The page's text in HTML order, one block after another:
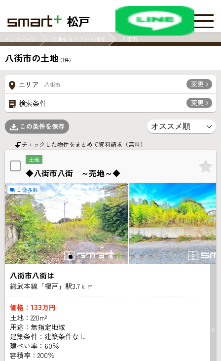
松戸
トップページ 土地をエリアから探す 八街市
八街市の土地 (1件)
エリア 八街市 変更
検索条件 変更
この条件を保存
チェックした物件をまとめて資料請求（無料）
土地
◆八街市八街 ～売地～◆
画像多数
八街市八街は
総武本線「榎戸」駅3.7ｋｍ
価格： 133万円
土地：220m²
用途：無指定地域
建築条件： 建築条件なし
建ぺい率：60％
容積率：200％